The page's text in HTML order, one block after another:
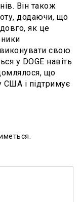
Він також
додаючи, що
як це
свою
у DOGE навіть
що
США і підтримує